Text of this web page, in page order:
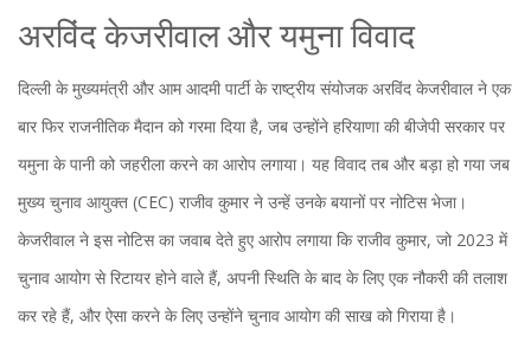
अरविंद केजरीवाल और यमुना विवाद
दिल्ली के मुख्यमंत्री और आम आदमी पार्टी के राष्ट्रीय संयोजक अरविंद केजरीवाल ने एक
बार फिर राजनीतिक मैदान को गरमा दिया है, जब उन्होंने हरियाणा की बीजेपी सरकार पर
यमुना के पानी को जहरीला करने का आरोप लगाया। यह विवाद तब और बड़ा हो गया जब
मुख्य चुनाव आयुक्त (CEC) राजीव कुमार ने उन्हें उनके बयानों पर नोटिस भेजा।
केजरीवाल ने इस नोटिस का जवाब देते हुए आरोप लगाया कि राजीव कुमार, जो 2023 में
चुनाव आयोग से रिटायर होने वाले हैं, अपनी स्थिति के बाद के लिए एक नौकरी की तलाश
कर रहे हैं, और ऐसा करने के लिए उन्होंने चुनाव आयोग की साख को गिराया है।